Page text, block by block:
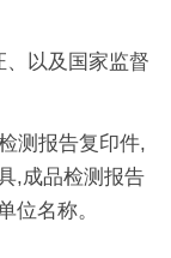
以及国家监督
测报告复印件,
,成品检测报告
位名称。